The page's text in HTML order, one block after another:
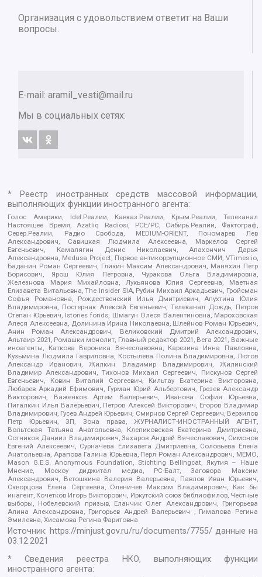
Организация с удовольствием ответит на Ваши
вопросы.
E-mail: aramil_vesti@mail.ru
Мы в социальных сетях:
* Реестр иностранных средств массовой информации,
выполняющих функции иностранного агента:
Голос Америки, Idel.Реалии, Кавказ.Реалии, Крым.Реалии, Телеканал
Настоящее Время, Azatliq Radiosi, PCE/PC, Сибирь.Реалии, Фактограф,
Север.Реалии, Радио Свобода, MEDIUM-ORIENT, Пономарев Лев
Александрович, Савицкая Людмила Алексеевна, Маркелов Сергей
Евгеньевич, Камалягин Денис Николаевич, Апахончич Дарья
Александровна, Medusa Project, Первое антикоррупционное СМИ, VTimes.io,
Баданин Роман Сергеевич, Гликин Максим Александрович, Маняхин Петр
Борисович, Ярош Юлия Петровна, Чуракова Ольга Владимировна,
Железнова Мария Михайловна, Лукьянова Юлия Сергеевна, Маетная
Елизавета Витальевна, The Insider SIA, Рубин Михаил Аркадьевич, Гройсман
Софья Романовна, Рождественский Илья Дмитриевич, Апухтина Юлия
Владимировна, Постернак Алексей Евгеньевич, Телеканал Дождь, Петров
Степан Юрьевич, Istories fonds, Шмагун Олеся Валентиновна, Мароховская
Алеся Алексеевна, Долинина Ирина Николаевна, Шлейнов Роман Юрьевич,
Анин Роман Александрович, Великовский Дмитрий Александрович,
Альтаир 2021, Ромашки монолит, Главный редактор 2021, Вега 2021, Важные
иноагенты, Каткова Вероника Вячеславовна, Карезина Инна Павловна,
Кузьмина Людмила Гавриловна, Костылева Полина Владимировна, Лютов
Александр Иванович, Жилкин Владимир Владимирович, Жилинский
Владимир Александрович, Тихонов Михаил Сергеевич, Пискунов Сергей
Евгеньевич, Ковин Виталий Сергеевич, Кильтау Екатерина Викторовна,
Любарев Аркадий Ефимович, Гурман Юрий Альбертович, Грезев Александр
Викторович, Важенков Артем Валерьевич, Иванова София Юрьевна,
Пигалкин Илья Валерьевич, Петров Алексей Викторович, Егоров Владимир
Владимирович, Гусев Андрей Юрьевич, Смирнов Сергей Сергеевич, Верзилов
Петр Юрьевич, ЗП, Зона права, ЖУРНАЛИСТ-ИНОСТРАННЫЙ АГЕНТ,
Вольтская Татьяна Анатольевна, Клепиковская Екатерина Дмитриевна,
Сотников Даниил Владимирович, Захаров Андрей Вячеславович, Симонов
Евгений Алексеевич, Сурначева Елизавета Дмитриевна, Соловьева Елена
Анатольевна, Арапова Галина Юрьевна, Перл Роман Александрович, МЕМО,
Mason G.E.S. Anonymous Foundation, Stichting Bellingcat, Якутия – Наше
Мнение, Москоу диджитал медиа, РС-Балт, Заговора Максим
Александрович, Ветошкина Валерия Валерьевна, Павлов Иван Юрьевич,
Скворцова Елена Сергеевна, Оленичев Максим Владимирович, Как бы
инагент, Кочетков Игорь Викторович, Иркутский союз библиофилов, Честные
выборы, Нобелевский призыв, Еланчик Олег Александрович, Григорьева
Алина Александровна, Григорьев Андрей Валерьевич , Гималова Регина
Эмилевна, Хисамова Регина Фаритовна
Источник: https://minjust.gov.ru/ru/documents/7755/ данные на
03.12.2021
* Сведения реестра НКО, выполняющих функции
иностранного агента: